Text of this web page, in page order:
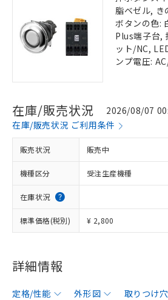
脂ベゼル, き
ボタンの色:
Plus端子台,
ット/NC,
ンプ電圧:
在庫/販売状況
2026/08/07
在庫/販売状況 ご利用条件
販売状況 販売中
機種区分 受注生産機種
在庫状況
標準価格(税別) ¥ 2,800
詳細情報
定格/性能 外形図 取りつけ